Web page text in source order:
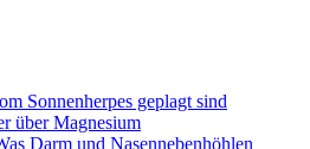
Sonnenherpes geplagt sind
über Magnesium
Darm und Nasennebenhöhlen